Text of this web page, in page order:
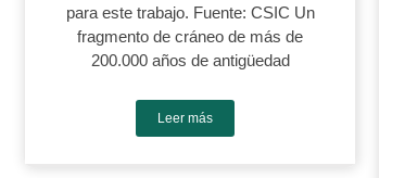
para este trabajo. Fuente: CSIC Un
fragmento de cráneo de más de
200.000 años de antigüedad
Leer más